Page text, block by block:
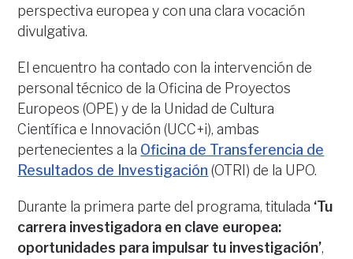
perspectiva europea y con una clara vocación
divulgativa.
El encuentro ha contado con la intervención de
personal técnico de la Oficina de Proyectos
Europeos (OPE) y de la Unidad de Cultura
Científica e Innovación (UCC+i), ambas
pertenecientes a la Oficina de Transferencia de
Resultados de Investigación (OTRI) de la UPO.
Durante la primera parte del programa, titulada ‘Tu
carrera investigadora en clave europea:
oportunidades para impulsar tu investigación’,